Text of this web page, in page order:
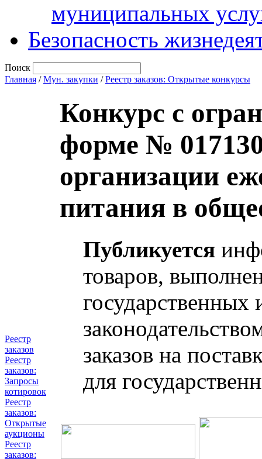
муниципальных
Безопасность
Поиск
Главная /Мун. закупки /Реестр заказов: Открытые конкурсы
Реестр
заказов
Реестр
заказов:
Запросы
котировок
Реестр
заказов:
Открытые
аукционы
Реестр
заказов:
Конкурс с
форме №
организации
питания в
Публикуется
товаров,
заказов на
для